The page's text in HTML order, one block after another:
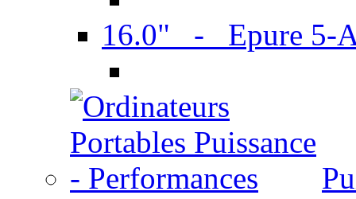
16.0" - Epure 5-